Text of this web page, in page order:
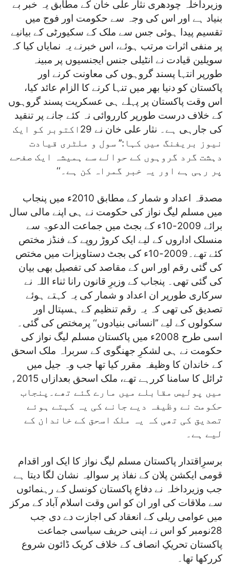
وزیرداخلہ چودھری نثار علی خان کے مطابق یہ خبر بے
بنیاد ہے اور اس کی وجہ سے حکومت اور فوج میں
تقسیم پیدا ہوئی جس سے ملک کے سکیورٹی کے بیانیے
پر منفی اثرات مرتب ہوئے، اس خبرنے یہ نمایاں کیا کہ
سویلین قیادت نے انٹیلی جنس ایجنسیوں پر مبینہ
طورپر انتہا پسند گروہوں کی معاونت کرنے اور
پاکستان کو دنیا بھر میں تنہا کرنے کا الزام عائد کیا،
اس وقت پاکستان پر پہلے ہی عسکریت پسند گروہوں
کے خلاف درست طورپر کارروائی نہ کئے جانے پر تنقید
کی جارہی ہے۔ نثار علی خان نے 29اکتوبر کو ایک
نیوز بریفنگ میں کہا:’’ سول و ملٹری قیادت
دہشت گرد گروہوں کے حوالے سے ہمیشہ ایک صفحے
پر رہی ہے اور یہ خبر گمراہ کن ہے۔‘‘
مصدقہ اعداد و شمار کے مطابق 2010ء میں پنجاب
میں مسلم لیگ نواز کی حکومت نے ہی اپنے مالی سال
برائے 2009-10ء کے بجٹ میں جماعت الدعوۃ سے
منسلک اداروں کے لیے ایک کروڑ روپے کے فنڈز مختص
کئے تھے۔2009-10ء کی بجٹ دستاویزات میں مختص
کی گئی رقم اور اس کے مقاصد کی تفصیل بھی بیان
کی گئی تھی۔ پنجاب کے وزیرِ قانون رانا ثناء اللہ نے
سرکاری طورپر ان اعداد و شمار کی یہ کہتے ہوئے
تصدیق کی تھی کہ یہ رقم تنظیم کے ہسپتال اور
سکولوں کے لیے ’’انسانی بنیادوں‘‘ پرمختص کی گئی۔
اسی طرح 2008ء میں پاکستان مسلم لیگ نواز کی
حکومت نے ہی لشکرِ جھنگوی کے سربراہ ملک اسحق
کے خاندان کا وظیفہ مقرر کیا تھا جب وہ جیل میں
ٹرائل کا سامنا کررہے تھے، ملک اسحق بعدازاں 2015ء
میں پولیس مقابلے میں مارے گئے تھے۔پنجاب
حکومت نے وظیفہ دیے جانے کی یہ کہتے ہوئے
تصدیق کی تھی کہ یہ ملک اسحق کے خاندان کے
لیے ہے۔
برسرِاقتدار پاکستان مسلم لیگ نواز کا ایک اور اقدام
قومی ایکشن پلان کے نفاذ پر سوالیہ نشان لگا دیتا ہے
جب وزیرداخلہ نے دفاعِ پاکستان کونسل کے رہنمائوں
سے ملاقات کی اور ان کو اس وقت اسلام آباد کے مرکز
میں عوامی ریلی کے انعقاد کی اجازت دے دی جب
28نومبر کو اس نے اپنی حریف سیاسی جماعت
پاکستان تحریکِ انصاف کے خلاف کریک ڈائون شروع
کررکھا تھا۔